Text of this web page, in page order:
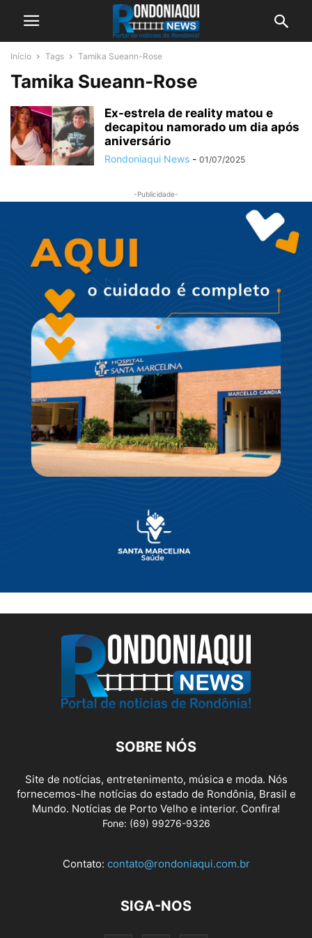
Início Tags Tamika Sueann-Rose
Tamika Sueann-Rose
Ex-estrela de reality matou e
decapitou namorado um dia após
aniversário
Rondoniaqui News - 01/07/2025
-Publicidade-
SOBRE NÓS
Site de notícias, entretenimento, música e moda. Nós
fornecemos-lhe notícias do estado de Rondônia, Brasil e
Mundo. Notícias de Porto Velho e interior. Confira!
Fone: (69) 99276-9326
Contato: contato@rondoniaqui.com.br
SIGA-NOS